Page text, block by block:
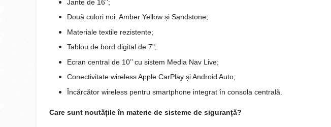
Jante de 16’’;
Două culori noi: Amber Yellow și Sandstone;
Materiale textile rezistente;
Tablou de bord digital de 7";
Ecran central de 10’’ cu sistem Media Nav Live;
Conectivitate wireless Apple CarPlay și Android Auto;
Încărcător wireless pentru smartphone integrat în consola centrală.
Care sunt noutățile în materie de sisteme de siguranță?